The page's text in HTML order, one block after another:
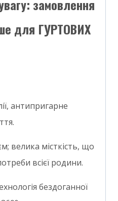
замовлення
для ГУРТОВИХ
антипригарне
велика місткість, що
всієї родини.
бездоганної